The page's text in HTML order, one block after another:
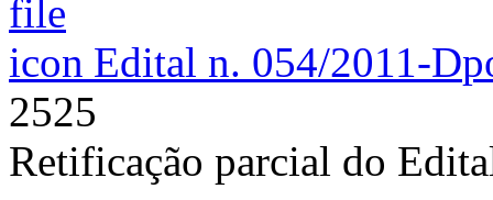
Edital n. 054/2011-D
2525
Retificação parcial do